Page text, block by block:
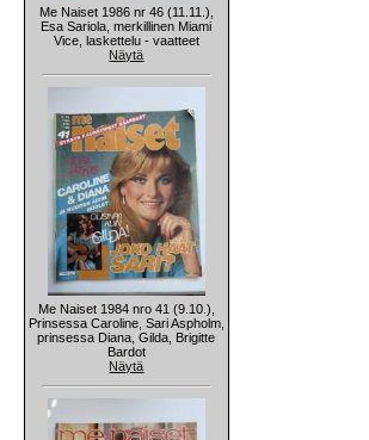
Me Naiset 1986 nr 46 (11.11.),
Esa Sariola, merkillinen Miami
Vice, laskettelu - vaatteet
Näytä
Me Naiset 1984 nro 41 (9.10.),
Prinsessa Caroline, Sari Aspholm,
prinsessa Diana, Gilda, Brigitte
Bardot
Näytä